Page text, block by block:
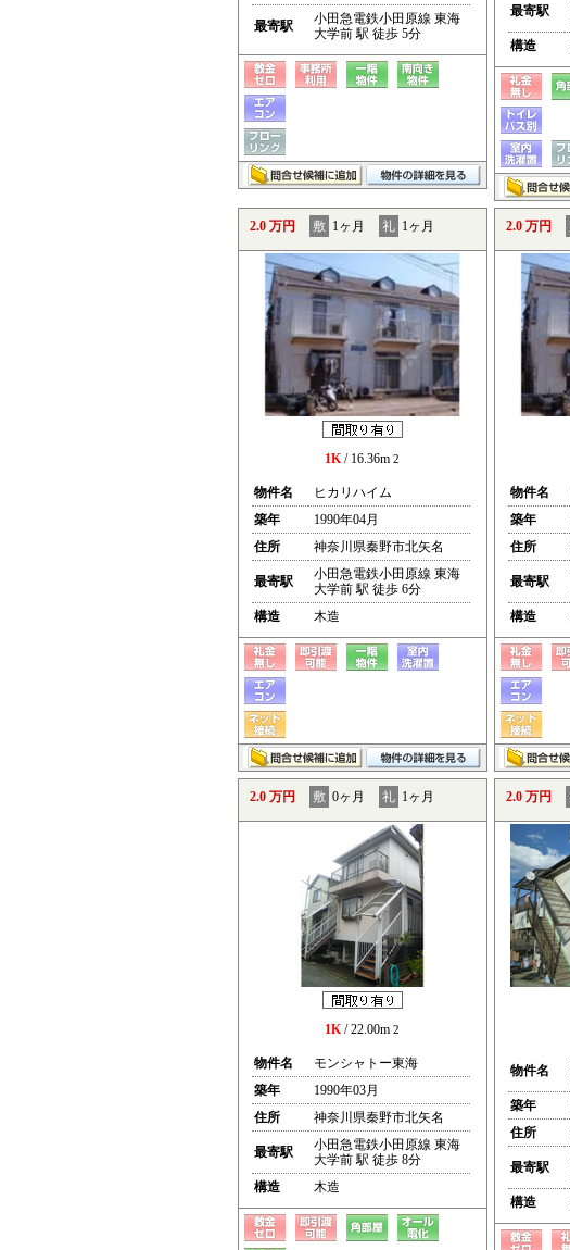
最寄駅
小田急電鉄小田原線 東海
大学前 駅 徒歩 5分
最寄駅
構造
2.0 万円 敷 1ヶ月 礼 1ヶ月
1K/ 16.36m 2
物件名
ヒカリハイム
築年
1990年04月
住所
神奈川県秦野市北矢名
最寄駅
小田急電鉄小田原線 東海
大学前 駅 徒歩 6分
構造
木造
2.0 万円
物件名
築年
住所
最寄駅
構造
2.0 万円 敷 0ヶ月 礼 1ヶ月
1K/ 22.00m 2
物件名
モンシャトー東海
築年
1990年03月
住所
神奈川県秦野市北矢名
最寄駅
小田急電鉄小田原線 東海
大学前 駅 徒歩 8分
構造
木造
2.0 万円
物件名
築年
住所
最寄駅
構造